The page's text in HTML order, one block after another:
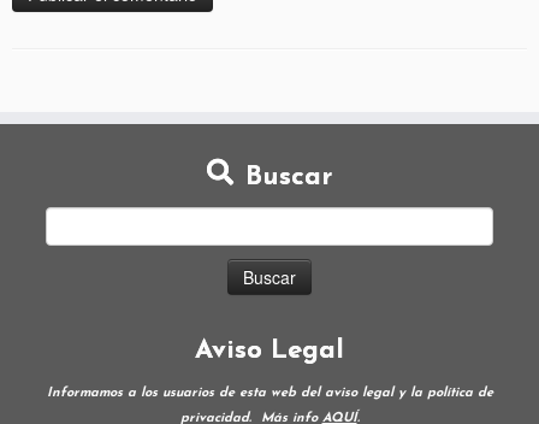
Buscar
Aviso Legal
Informamos a los usuarios de esta web del aviso legal y la política de
privacidad.
Más info AQUÍ.